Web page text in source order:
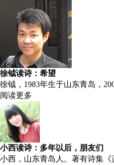
徐钺读诗：希望
徐钺，1983年生于山东青岛，
阅读更多
小西读诗：多年以后，朋友们
小西，山东青岛人。著有诗集《